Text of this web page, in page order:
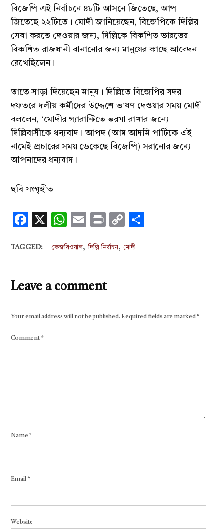
বিজেপি এই নির্বাচনে ৪৮টি আসনে জিতেছে, আপ
জিতেছে ২২টিতে। মোদী জানিয়েছেন, বিজেপিকে দিল্লির
সেবা করতে দেওয়ার জন্য, দিল্লিকে বিকশিত ভারতের
বিকশিত রাজধানী বানানোর জন্য মানুষের কাছে আবেদন
রেখেছিলেন।
তাতে সাড়া দিয়েছেন মানুষ। দিল্লিতে বিজেপির সদর
দফতরে দলীয় কর্মীদের উদ্দেশে ভাষণ দেওয়ার সময় মোদী
বললেন, ‘মোদীর গ্যারান্টিতে ভরসা রাখার জন্যে
দিল্লিবাসীকে ধন্যবাদ। আপদ (আম আদমি পার্টিকে এই
নামেই প্রচারের সময় ডেকেছে বিজেপি) সরানোর জন্যে
আপনাদের ধন্যবাদ।
ছবি সংগৃহীত
Facebook
X WhatsApp
EmailPrintCopy
TAGGED: কেজরিওয়াল,দিল্লি নির্বাচন, মোদী
Leave a comment
Your email address will not be published. Required fields are marked*
Comment*
Name*
Email*
Website